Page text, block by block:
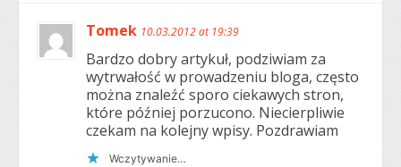
Tomek 10.03.2012 at 19:39
Bardzo dobry artykuł, podziwiam za
wytrwałość w prowadzeniu bloga, często
można znaleźć sporo ciekawych stron,
które później porzucono. Niecierpliwie
czekam na kolejny wpisy. Pozdrawiam
Wczytywanie…